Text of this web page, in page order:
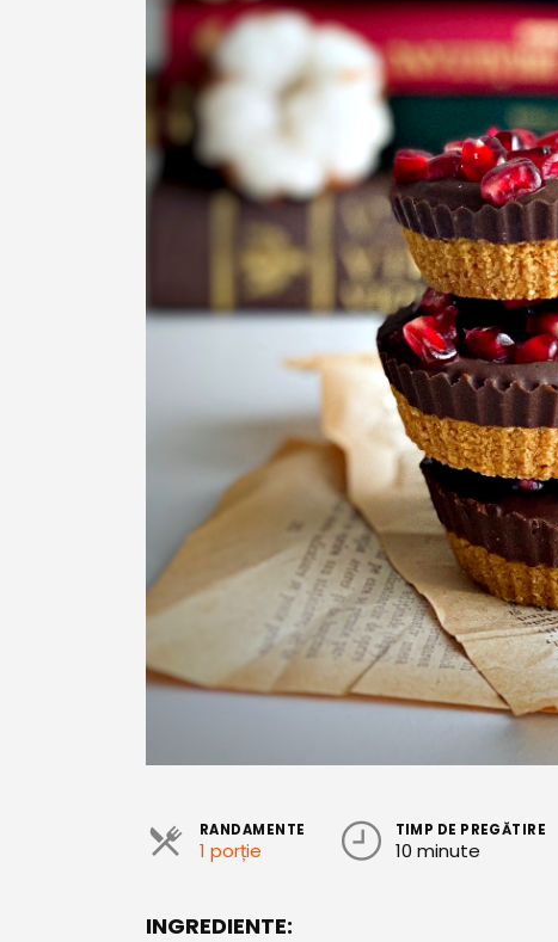
RANDAMENTE
1 porție
TIMP DE PREGĂTIRE
10 minute
INGREDIENTE: